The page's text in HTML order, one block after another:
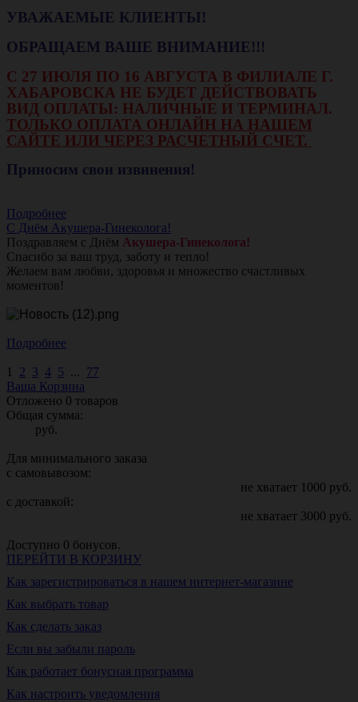
УВАЖАЕМЫЕ КЛИЕНТЫ!
ОБРАЩАЕМ ВАШЕ ВНИМАНИЕ!!!
С 27 ИЮЛЯ ПО 16 АВГУСТА В ФИЛИАЛЕ Г.
ХАБАРОВСКА НЕ БУДЕТ ДЕЙСТВОВАТЬ
ВИД ОПЛАТЫ: НАЛИЧНЫЕ И ТЕРМИНАЛ.
ТОЛЬКО ОПЛАТА ОНЛАЙН НА НАШЕМ
САЙТЕ ИЛИ ЧЕРЕЗ РАСЧЕТНЫЙ СЧЕТ.
Приносим свои извинения!
Подробнее
С Днём Акушера-Гинеколога!
Поздравляем с Днём Акушера-Гинеколога!
Спасибо за ваш труд, заботу и тепло!
Желаем вам любви, здоровья и множество счастливых
моментов!
Подробнее
1 2 3 4 5 ... 77
Ваша Корзина
Отложено 0 товаров
Общая сумма:
руб.
Для минимального заказа
с самовывозом:
не хватает 1000 руб.
с доставкой:
не хватает 3000 руб.
Доступно 0 бонусов.
ПЕРЕЙТИ В КОРЗИНУ
Как зарегистрироваться в нашем интернет-магазине
Как выбрать товар
Как сделать заказ
Если вы забыли пароль
Как работает бонусная программа
Как настроить уведомления